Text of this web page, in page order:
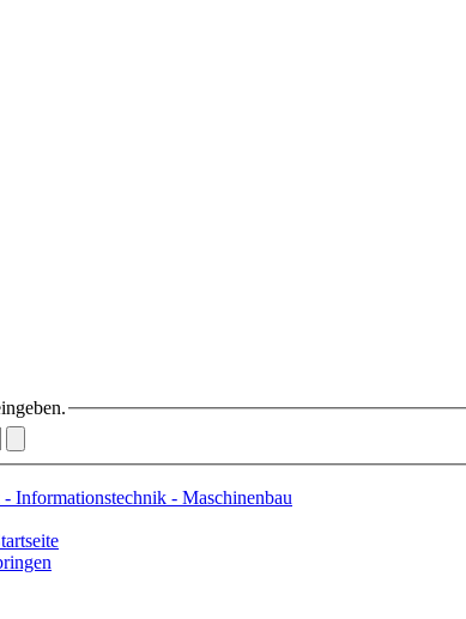
Informationstechnik - Maschinenbau